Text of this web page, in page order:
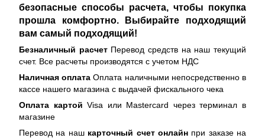
безопасные способы расчета, чтобы покупка
прошла комфортно. Выбирайте подходящий
вам самый подходящий!
Безналичный расчетПеревод средств на наш текущий
счет. Все расчеты производятся с учетом НДС
Наличная оплата Оплата наличными непосредственно в
кассе нашего магазина с выдачей фискального чека
Оплата картой Visa или Mastercard через терминал в
магазине
Перевод на наш карточный счет онлайнпри заказе на